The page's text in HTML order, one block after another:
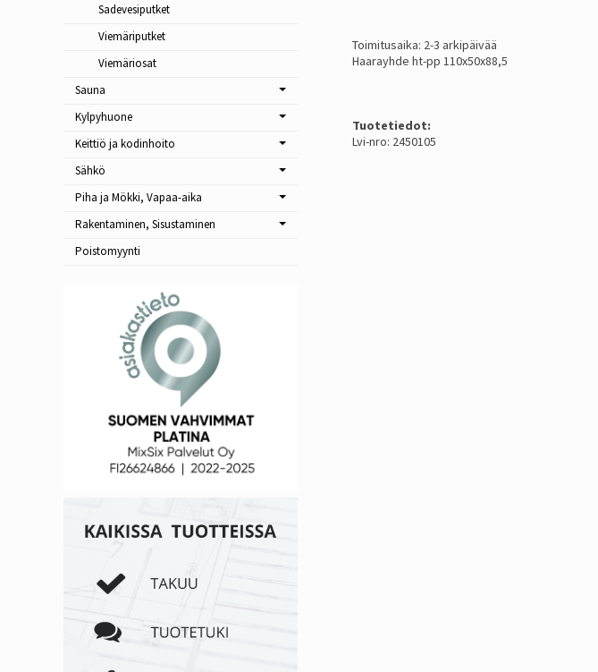
Toimitusaika: 2-3 arkipäivää
Haarayhde ht-pp 110x50x88,5
Tuotetiedot:
Lvi-nro: 2450105
Sadevesiputket
Viemäriputket
Viemäriosat
Sauna
Kylpyhuone
Keittiö ja kodinhoito
Sähkö
Piha ja Mökki, Vapaa-aika
Rakentaminen, Sisustaminen
Poistomyynti